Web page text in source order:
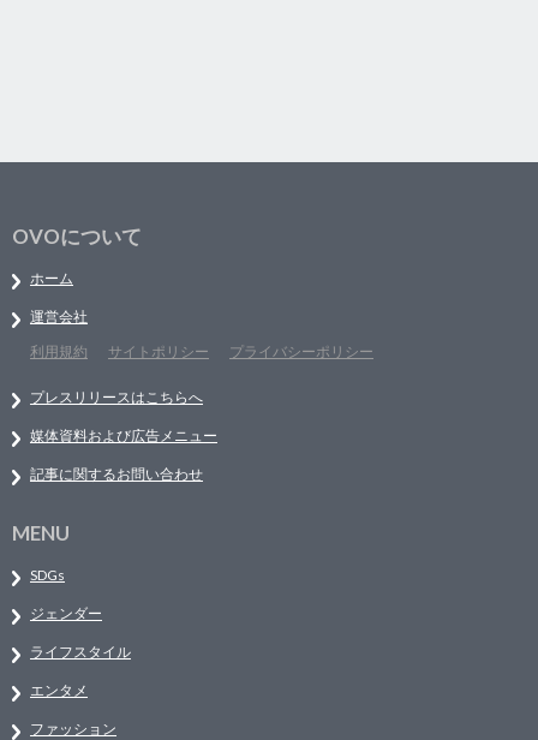
OVOについて
ホーム
運営会社
利用規約
サイトポリシー プライバシーポリシー
プレスリリースはこちらへ
媒体資料および広告メニュー
記事に関するお問い合わせ
MENU
SDGs
ジェンダー
ライフスタイル
エンタメ
ファッション